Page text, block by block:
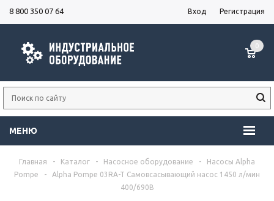
8 800 350 07 64 Вход Регистрация
МЕНЮ
0
Главная - Каталог - Насосное оборудование -
Насосы Alpha
Pompe
-
Alpha Pompe 03RA-T Самовсасывающий насос 1450 л/мин
400/690В